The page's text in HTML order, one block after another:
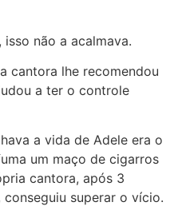
não a acalmava.
cantora lhe recomendou
a ter o controle
a vida de Adele era o
um maço de cigarros
cantora, após 3
superar o vício.